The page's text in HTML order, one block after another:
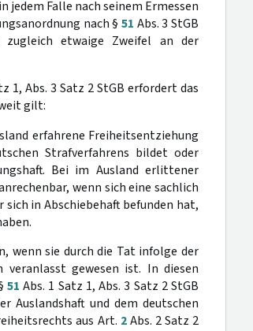
Falle nach seinem Ermessen
nach § 51 Abs. 3 StGB
zugleich etwaige Zweifel an der
1, Abs. 3 Satz 2 StGB erfordert das
gilt:
erfahrene Freiheitsentziehung
Strafverfahrens bildet oder
Bei im Ausland erlittener
wenn sich eine sachlich
in Abschiebehaft befunden hat,
wenn sie durch die Tat infolge der
veranlasst gewesen ist. In diesen
51 Abs. 1 Satz 1, Abs. 3 Satz 2 StGB
Auslandshaft und dem deutschen
aus Art. 2Abs. 2 Satz 2